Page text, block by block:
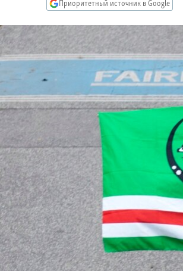
Приоритетный источник в Google